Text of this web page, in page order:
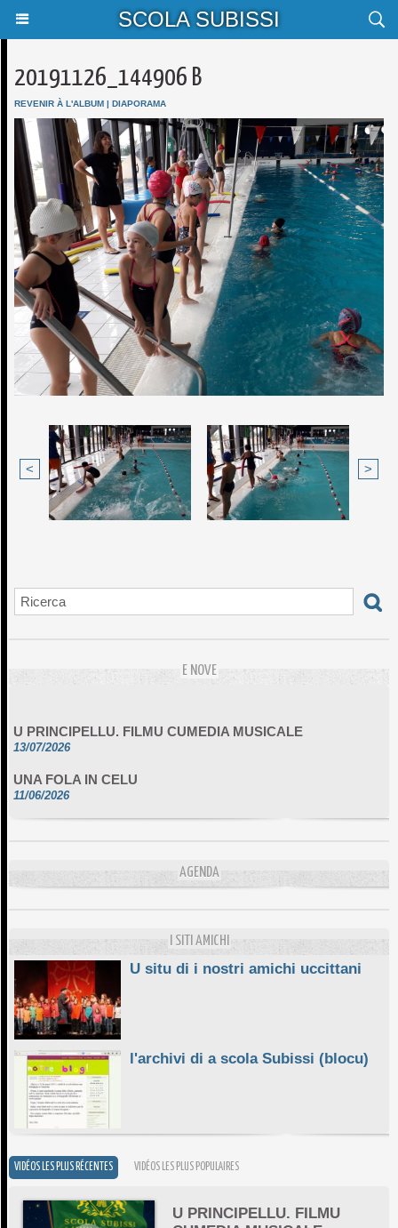
SCOLA SUBISSI
20191126_144906 B
REVENIR À L'ALBUM | DIAPORAMA
< >
E NOVE
13/07/2026
11/06/2026
DA SCIMULÌ
AGENDA
I SITI AMICHI
U situ di i nostri amichi uccittani
l'archivi di a scola Subissi (blocu)
VIDÉOS LES PLUS RÉCENTES VIDÉOS LES PLUS POPULAIRES
U PRINCIPELLU. FILMU